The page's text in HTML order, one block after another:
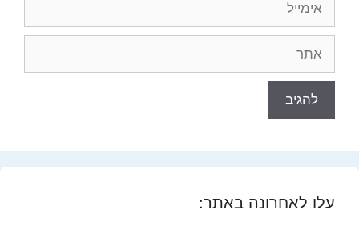
עלו לאחרונה באתר: